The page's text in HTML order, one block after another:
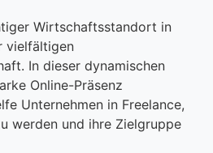
Wirtschaftsstandort in
vielfältigen
In dieser dynamischen
Online-Präsenz
Unternehmen in Freelance,
werden und ihre Zielgruppe